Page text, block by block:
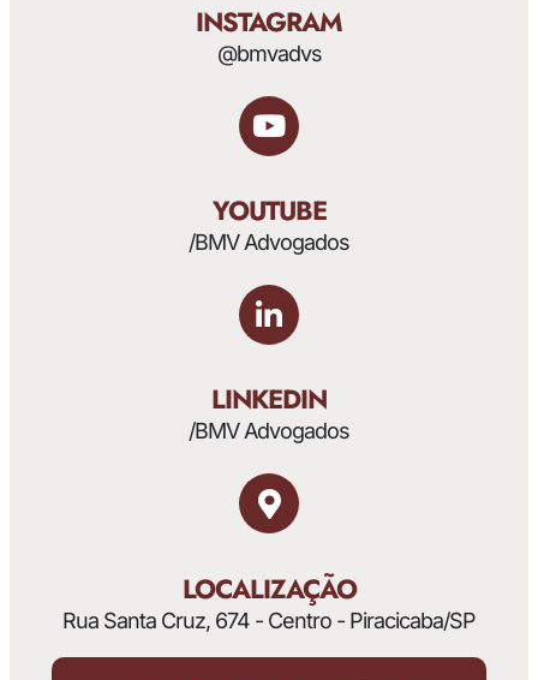
INSTAGRAM
@bmvadvs
YOUTUBE
/BMV Advogados
LINKEDIN
/BMV Advogados
LOCALIZAÇÃO
Rua Santa Cruz, 674 - Centro - Piracicaba/SP